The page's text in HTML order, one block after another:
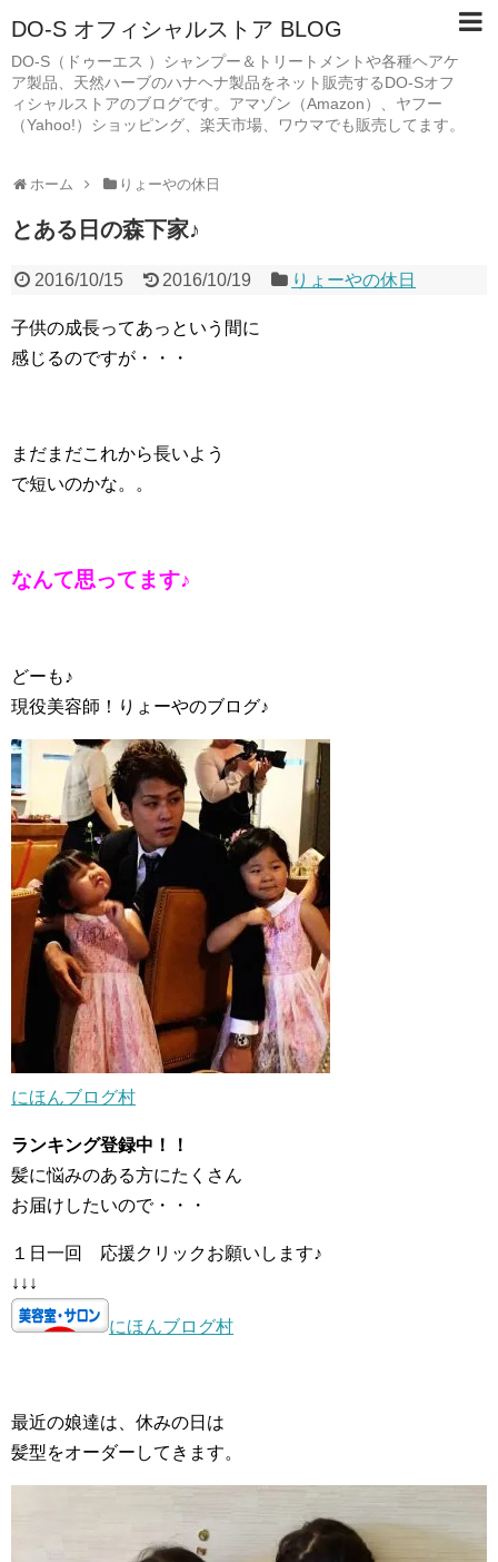
DO-S オフィシャルストア BLOG
DO-S（ドゥーエス ）シャンプー＆トリートメントや各種ヘアケ
ア製品、天然ハーブのハナヘナ製品をネット販売するDO-Sオフ
ィシャルストアのブログです。アマゾン（Amazon）、ヤフー
（Yahoo!）ショッピング、楽天市場、ワウマでも販売してます。
ホーム りょーやの休日
とある日の森下家♪
2016/10/15 2016/10/19 りょーやの休日
子供の成長ってあっという間に
感じるのですが・・・
まだまだこれから長いよう
で短いのかな。。
なんて思ってます♪
どーも♪
現役美容師！りょーやのブログ♪
にほんブログ村
ランキング登録中！！
髪に悩みのある方にたくさん
お届けしたいので・・・
１日一回 応援クリックお願いします♪
↓↓↓
にほんブログ村
最近の娘達は、休みの日は
髪型をオーダーしてきます。